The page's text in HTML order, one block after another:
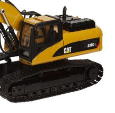
DESEOS